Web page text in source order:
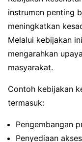
instrumen penting
meningkatkan
Melalui kebijakan
mengarahkan
masyarakat.
Contoh kebijakan
termasuk:
Pengembangan
Penyediaan